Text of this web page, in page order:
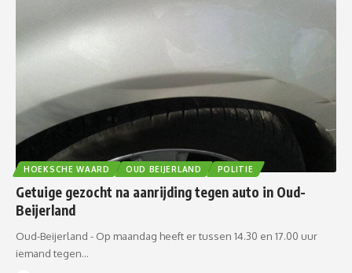
HOEKSCHE WAARD OUD BEIJERLAND POLITIE
Getuige gezocht na aanrijding tegen auto in Oud-
Beijerland
Oud-Beijerland - Op maandag heeft er tussen 14.30 en 17.00 uur
iemand tegen…